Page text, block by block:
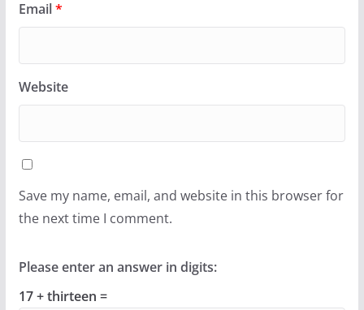
Email*
Website
Save my name, email, and website in this browser for
the next time I comment.
Please enter an answer in digits:
17 + thirteen =